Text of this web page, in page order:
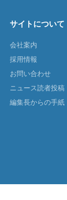
サイトについて
会社案内
採用情報
お問い合わせ
ニュース読者投稿
編集長からの手紙